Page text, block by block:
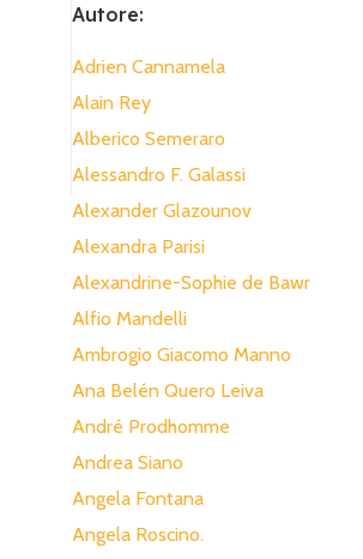
Autore:
Adrien Cannamela
Alain Rey
Alberico Semeraro
Alessandro F. Galassi
Alexander Glazounov
Alexandra Parisi
Alexandrine-Sophie de Bawr
Alfio Mandelli
Ambrogio Giacomo Manno
Ana Belén Quero Leiva
André Prodhomme
Andrea Siano
Angela Fontana
Angela Roscino.